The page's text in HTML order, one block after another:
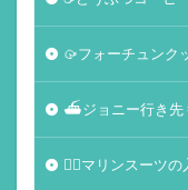
🥠フォーチュンク
⛴ジョニー行き先
🏄‍♀️マリンスーツの